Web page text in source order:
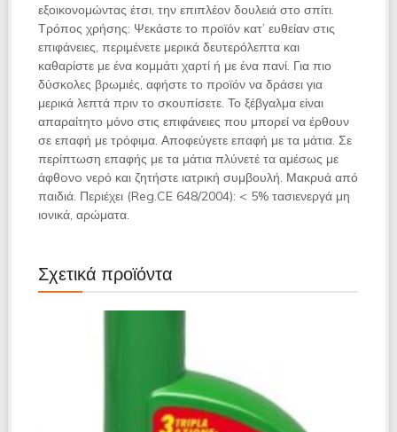
εξοικονομώντας έτσι, την επιπλέον δουλειά στο σπίτι.
Τρόπος χρήσης: Ψεκάστε το προϊόν κατ’ ευθείαν στις
επιφάνειες, περιμένετε μερικά δευτερόλεπτα και
καθαρίστε με ένα κομμάτι χαρτί ή με ένα πανί. Για πιο
δύσκολες βρωμιές, αφήστε το προϊόν να δράσει για
μερικά λεπτά πριν το σκουπίσετε. Το ξέβγαλμα είναι
απαραίτητο μόνο στις επιφάνειες που μπορεί να έρθουν
σε επαφή με τρόφιμα. Αποφεύγετε επαφή με τα μάτια. Σε
περίπτωση επαφής με τα μάτια πλύνετέ τα αμέσως με
άφθoνo νερό και ζητήστε ιατρική συμβουλή. Μακρυά από
παιδιά. Περιέχει (Reg.CE 648/2004): < 5% τασιενεργά μη
ιονικά, αρώματα.
Σχετικά προϊόντα